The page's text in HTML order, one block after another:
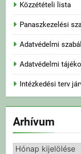
Közzétételi lista
Panaszkezelési
Adatvédelmi
Adatvédelmi
Intézkedési terv
Arhívum
Arhívum